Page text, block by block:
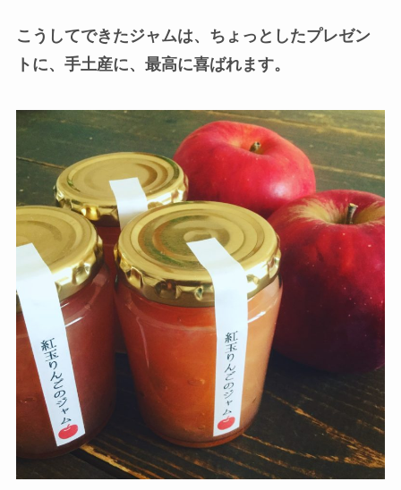
こうしてできたジャムは、ちょっとしたプレゼン
トに、手土産に、最高に喜ばれます。